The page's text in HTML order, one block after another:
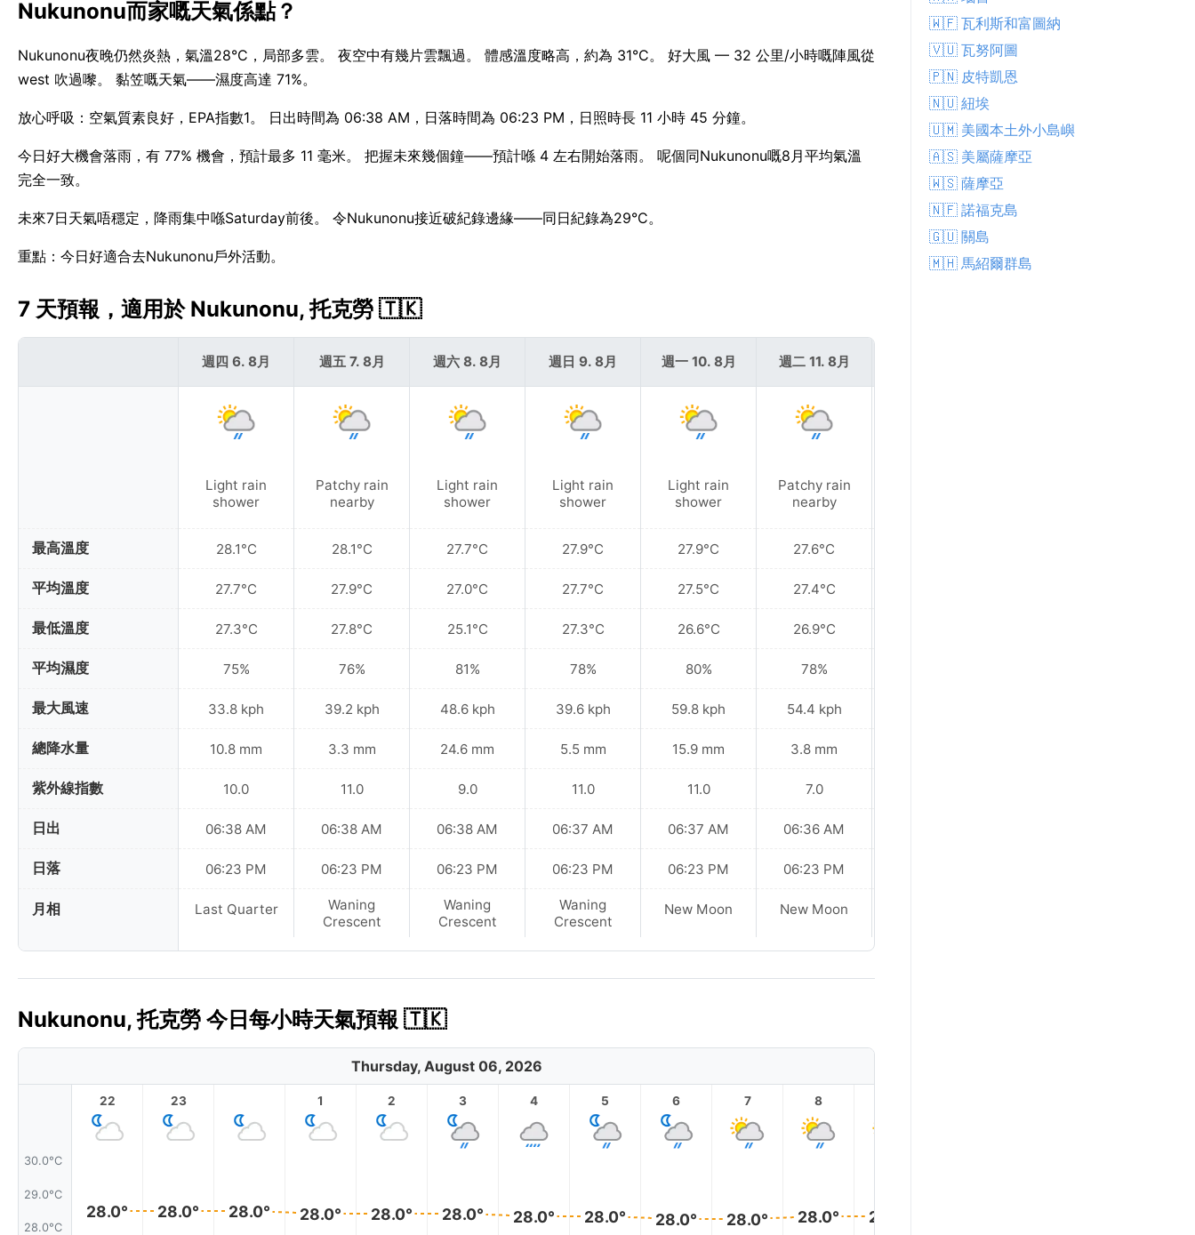
Nukunonu而家嘅天氣係點？
Nukunonu夜晚仍然炎熱，氣溫28°C，局部多雲。 夜空中有幾片雲飄過。 體感溫度略高，約為 31°C。 好大風 — 32 公里/小時嘅陣風從
west 吹過嚟。 黏笠嘅天氣——濕度高達 71%。
放心呼吸：空氣質素良好，EPA指數1。 日出時間為 06:38 AM，日落時間為 06:23 PM，日照時長 11 小時 45 分鐘。
今日好大機會落雨，有 77% 機會，預計最多 11 毫米。 把握未來幾個鐘——預計喺 4 左右開始落雨。 呢個同Nukunonu嘅8月平均氣溫
完全一致。
未來7日天氣唔穩定，降雨集中喺Saturday前後。 令Nukunonu接近破紀錄邊緣——同日紀錄為29°C。
重點：今日好適合去Nukunonu戶外活動。
7 天預報，適用於 Nukunonu, 托克勞 🇹🇰
最高溫度
平均溫度
最低溫度
平均濕度
最大風速
總降水量
紫外線指數
日出
日落
月相
週四 6. 8月
Light rain
shower
28.1°C
27.7°C
27.3°C
75%
33.8 kph
10.8 mm
10.0
06:38 AM
06:23 PM
Last Quarter
週五 7. 8月
Patchy rain
nearby
28.1°C
27.9°C
27.8°C
76%
39.2 kph
3.3 mm
11.0
06:38 AM
06:23 PM
Waning
Crescent
週六 8. 8月
Light rain
shower
27.7°C
27.0°C
25.1°C
81%
48.6 kph
24.6 mm
9.0
06:38 AM
06:23 PM
Waning
Crescent
週日 9. 8月
Light rain
shower
27.9°C
27.7°C
27.3°C
78%
39.6 kph
5.5 mm
11.0
06:37 AM
06:23 PM
Waning
Crescent
週一 10. 8月
Light rain
shower
27.9°C
27.5°C
26.6°C
80%
59.8 kph
15.9 mm
11.0
06:37 AM
06:23 PM
New Moon
週二 11. 8月
Patchy rain
nearby
27.6°C
27.4°C
26.9°C
78%
54.4 kph
3.8 mm
7.0
06:36 AM
06:23 PM
New Moon
Nukunonu, 托克勞 今日每小時天氣預報 🇹🇰
Thursday, August 06, 2026
30.0°C
29.0°C
28.0°C
22
28.0°
23
28.0° 28.0°
1
28.0°
2
28.0°
3
28.0°
4
28.0°
5
28.0°
6
28.0°
7
28.0°
8
28.0° 28.0°
🇼🇫 瓦利斯和富圖納
🇻🇺 瓦努阿圖
🇵🇳 皮特凱恩
🇳🇺 紐埃
🇺🇲 美國本土外小島嶼
🇦🇸 美屬薩摩亞
🇼🇸 薩摩亞
🇳🇫 諾福克島
🇬🇺 關島
🇲🇭 馬紹爾群島